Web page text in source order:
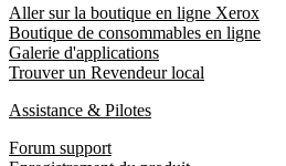
Aller sur la boutique en ligne Xerox
Boutique de consommables en ligne
Galerie d'applications
Trouver un Revendeur local
Assistance & Pilotes
Forum support